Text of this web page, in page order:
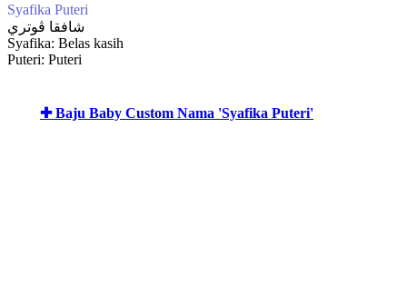
Syafika Puteri
شافقا ڤوتري
Syafika: Belas kasih
Puteri: Puteri
✚ Baju Baby Custom Nama 'Syafika Puteri'